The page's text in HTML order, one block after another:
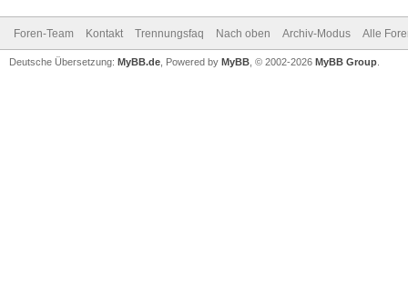
Foren-Team Kontakt Trennungsfaq Nach oben Archiv-Modus Alle
Deutsche Übersetzung: MyBB.de , Powered by MyBB , © 2002-2026 MyBB Group